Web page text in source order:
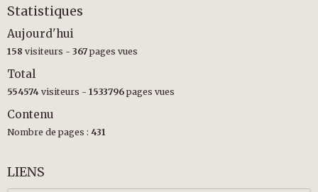
Statistiques
Aujourd'hui
158 visiteurs - 367 pages vues
Total
554574 visiteurs - 1533796 pages vues
Contenu
Nombre de pages : 431
LIENS